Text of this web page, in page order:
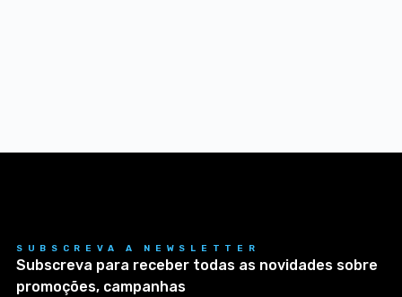
SUBSCREVA A NEWSLETTER
Subscreva para receber todas as novidades sobre
promoções, campanhas